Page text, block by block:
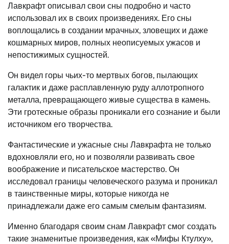
Лавкрафт описывал свои сны подробно и часто
использовал их в своих произведениях. Его сны
воплощались в создании мрачных, зловещих и даже
кошмарных миров, полных неописуемых ужасов и
непостижимых сущностей.
Он видел горы чьих-то мертвых богов, пылающих
галактик и даже расплавленную руду аллотропного
металла, превращающего живые существа в камень.
Эти гротескные образы проникали его сознание и были
источником его творчества.
Фантастические и ужасные сны Лавкрафта не только
вдохновляли его, но и позволяли развивать свое
воображение и писательское мастерство. Он
исследовал границы человеческого разума и проникал
в таинственные миры, которые никогда не
принадлежали даже его самым смелым фантазиям.
Именно благодаря своим снам Лавкрафт смог создать
такие знаменитые произведения, как «Мифы Ктулху»,